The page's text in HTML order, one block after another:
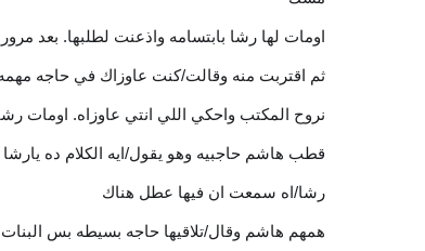
اومات لها رشا بابتسامه واذعنت لطلبها. بعد
ثم اقتربت منه وقالت/كنت عاوزاك في حاجه مهمه
نروح المكتب واحكي اللي انتي عاوزاه. اومات
قطب هاشم حاجبيه وهو يقول/ايه الكلام ده
رشا/اه سمعت ان فيها عطل هناك
همهم هاشم وقال/تلاقيها حاجه بسيطه بس